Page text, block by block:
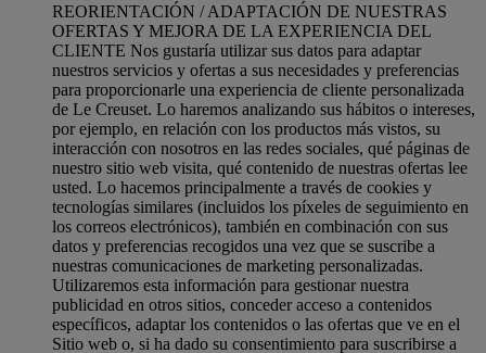
REORIENTACIÓN / ADAPTACIÓN DE NUESTRAS
OFERTAS Y MEJORA DE LA EXPERIENCIA DEL
CLIENTE Nos gustaría utilizar sus datos para adaptar
nuestros servicios y ofertas a sus necesidades y preferencias
para proporcionarle una experiencia de cliente personalizada
de Le Creuset. Lo haremos analizando sus hábitos o intereses,
por ejemplo, en relación con los productos más vistos, su
interacción con nosotros en las redes sociales, qué páginas de
nuestro sitio web visita, qué contenido de nuestras ofertas lee
usted. Lo hacemos principalmente a través de cookies y
tecnologías similares (incluidos los píxeles de seguimiento en
los correos electrónicos), también en combinación con sus
datos y preferencias recogidos una vez que se suscribe a
nuestras comunicaciones de marketing personalizadas.
Utilizaremos esta información para gestionar nuestra
publicidad en otros sitios, conceder acceso a contenidos
específicos, adaptar los contenidos o las ofertas que ve en el
Sitio web o, si ha dado su consentimiento para suscribirse a